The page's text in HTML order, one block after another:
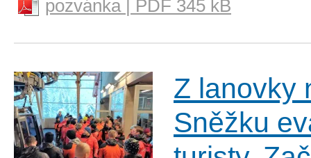
pozvánka | PDF 345 kB
Z lanovky
Sněžku